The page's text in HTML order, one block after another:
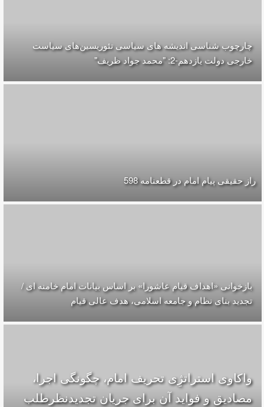
چارچوب شناسی اندیشه های سیاسی تئوریسین‌های سیاست
خارجی دولت یازدهم-2: "محمد جواد ظریف"
راز حقیقی پیام امام در قطعنامه 598
بازخوانی «اهداف قیام عاشورا» بر اساس بیانات امام خامنه ای /
تجدید بنای نظام و جامعه اسلامی، هدف عالی قیام
واکاوی استراتژِی تحریف امام، چگونگی اجرا،
مصادیق و فواید آن برای جریان تجدیدنظرطلب